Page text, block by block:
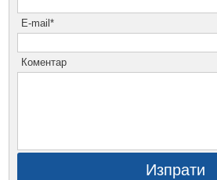
E-mail*
Коментар
Изпрати